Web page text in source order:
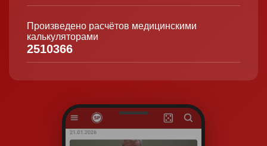
Произведено расчётов медицинскими
калькуляторами
2510366